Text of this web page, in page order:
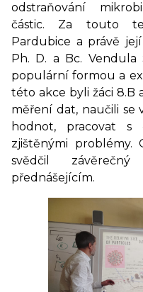
odstraňování
částic. Za touto
Pardubice a právě
Ph. D. a Bc.
populární formou a
této akce byli žáci 8.B
měření dat, naučili se
hodnot, pracovat s
zjištěnými problémy.
svědčil
přednášejícím.